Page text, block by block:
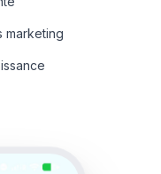
marketing